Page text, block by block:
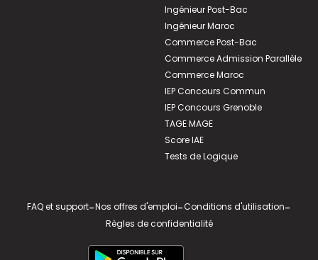
Ingénieur Post-Bac
Ingénieur Maroc
Commerce Post-Bac
Commerce Admission Parallèle
Commerce Maroc
IEP Concours Commun
IEP Concours Grenoble
TAGE MAGE
Score IAE
Tests de Logique
FAQ et support-Nos offres d'emploi-Conditions d'utilisation-
Règles de confidentialité